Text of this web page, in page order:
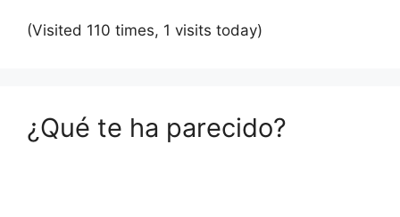
(Visited 110 times, 1 visits today)
¿Qué te ha parecido?